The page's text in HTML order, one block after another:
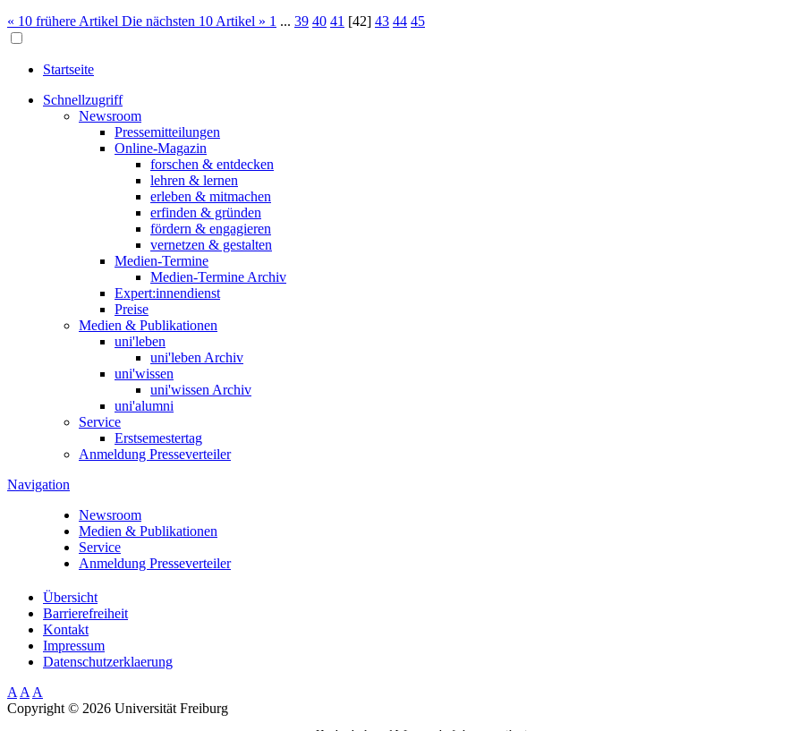
« 10 frühere Artikel Die nächsten 10 Artikel » 1 ... 39 40 41 [42] 43 44 45
Startseite
Schnellzugriff
Newsroom
Pressemitteilungen
Online-Magazin
forschen & entdecken
lehren & lernen
erleben & mitmachen
erfinden & gründen
fördern & engagieren
vernetzen & gestalten
Medien-Termine
Medien-Termine Archiv
Expert:innendienst
Preise
Medien & Publikationen
uni'leben
uni'leben Archiv
uni'wissen
uni'wissen Archiv
uni'alumni
Service
Erstsemestertag
Anmeldung Presseverteiler
Navigation
Newsroom
Medien & Publikationen
Service
Anmeldung Presseverteiler
Übersicht
Barrierefreiheit
Kontakt
Impressum
Datenschutzerklaerung
A A A
Copyright © 2026 Universität Freiburg